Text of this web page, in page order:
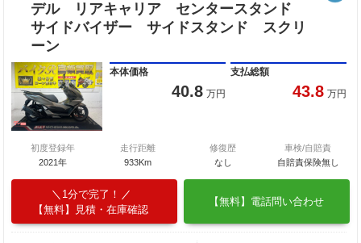
デル リアキャリア センタースタンド
サイドバイザー サイドスタンド スクリ
ーン
本体価格
40.8 万円
支払総額
43.8 万円
初度登録年
2021年
走行距離
933Km
修復歴
なし
車検/自賠責
自賠責保険無し
1分で完了！
【無料】見積・在庫確認
【無料】電話問い合わせ